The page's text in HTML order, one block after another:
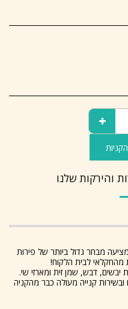
והירקות שלנו
מבחר גדול ביותר של פירות
מהחקלאי לבית הלקוח!
דבש, שמן זית ומארזי שי.
קנייה מעולה כבר מהקניה